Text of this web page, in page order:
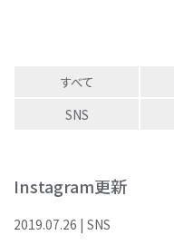
すべて
SNS
Instagram更新
2019.07.26 | SNS